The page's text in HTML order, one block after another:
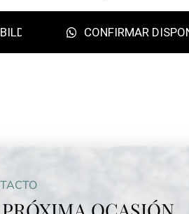
CONFIRMAR